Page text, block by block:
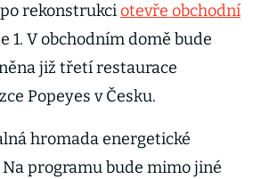
rekonstrukciotevře obchodní
1. V obchodním domě bude
již třetí restaurace
Popeyes v Česku.
hromada energetické
Na programu bude mimo jiné